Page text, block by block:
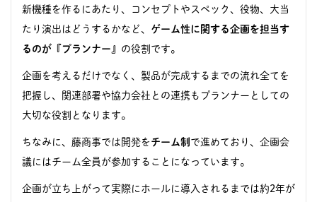
新機種を作るにあたり、コンセプトやスペック、役物、大当
たり演出はどうするかなど、 ゲーム性に関する企画を担当す
るのが『プランナー』 の役割です。
企画を考えるだけでなく、製品が完成するまでの流れ全てを
把握し、関連部署や協力会社との連携もプランナーとしての
大切な役割となります。
ちなみに、藤商事では開発を チーム制 で進めており、企画会
議にはチーム全員が参加することになっています。
企画が立ち上がって実際にホールに導入されるまでは約2年が